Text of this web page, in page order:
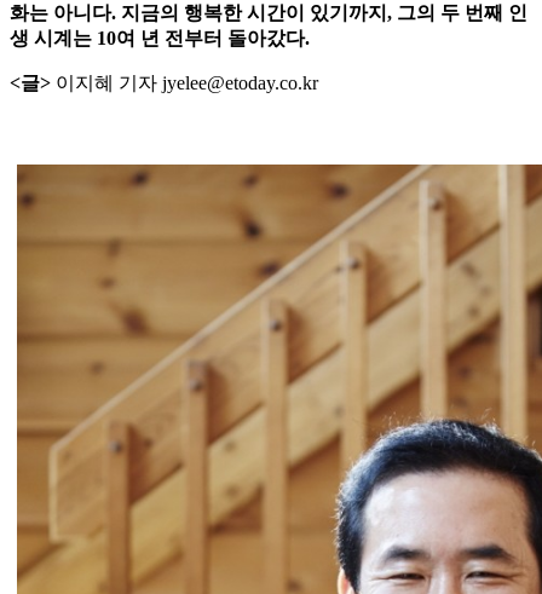
화는 아니다. 지금의 행복한 시간이 있기까지, 그의 두 번째 인
생 시계는 10여 년 전부터 돌아갔다.
<글> 이지혜 기자 jyelee@etoday.co.kr